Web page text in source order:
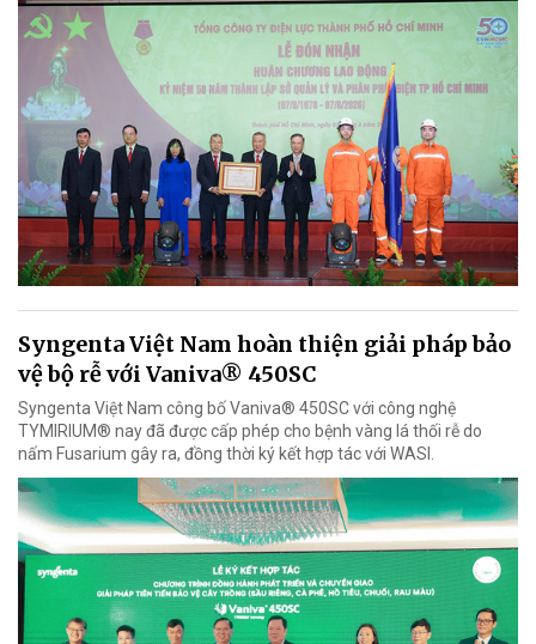
Syngenta Việt Nam hoàn thiện giải pháp bảo
vệ bộ rễ với Vaniva® 450SC
Syngenta Việt Nam công bố Vaniva® 450SC với công nghệ
TYMIRIUM® nay đã được cấp phép cho bệnh vàng lá thối rễ do
nấm Fusarium gây ra, đồng thời ký kết hợp tác với WASI.